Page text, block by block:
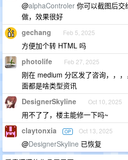
@alphaControler 你可以截图后交
做，效果很好
gechang Feb 5, 2025
方便加个转 HTML 吗
photolife Feb 27, 2025
刚在 medium 分区发了咨询，，
面都是啥类型资讯
DesignerSkyline Oct 10, 2025
用不了了，楼主能修一下吗~
claytonxia OP Oct 13, 2025
@DesignerSkyline 已恢复